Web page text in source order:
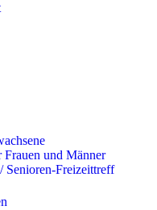
und Männer
Senioren-Freizeittreff